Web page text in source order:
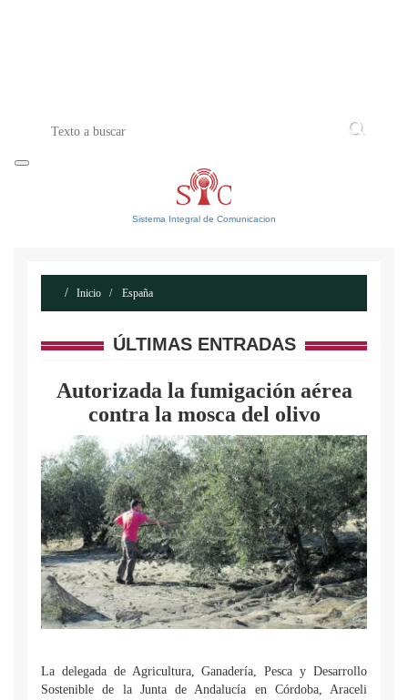
Sistema Integral de Comunicacion
Inicio España
ÚLTIMAS ENTRADAS
Autorizada la fumigación aérea
contra la mosca del olivo
La delegada de Agricultura, Ganadería, Pesca y Desarrollo
Sostenible de la Junta de Andalucía en Córdoba, Araceli